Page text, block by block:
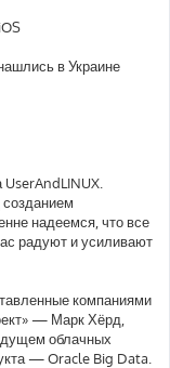
в Украине
надеемся, что все
радуют и усиливают
компаниями
— Марк Хёрд,
облачных
— Oracle Big Data.